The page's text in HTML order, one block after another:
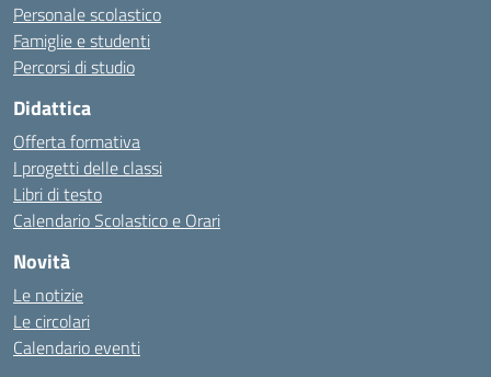
Personale scolastico
Famiglie e studenti
Percorsi di studio
Didattica
Offerta formativa
I progetti delle classi
Libri di testo
Calendario Scolastico e Orari
Novità
Le notizie
Le circolari
Calendario eventi